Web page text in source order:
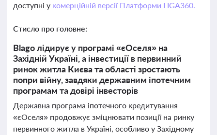
доступні у комерційній версії Платформи LIGA360.
Стисло про головне:
Blago лідирує у програмі «єОселя» на
Західній Україні, а інвестиції в первинний
ринок житла Києва та області зростають
попри війну, завдяки державним іпотечним
програмам та довірі інвесторів
Державна програма іпотечного кредитування
«єОселя» продовжує зміцнювати позиції на ринку
первинного житла в Україні, особливо у Західному